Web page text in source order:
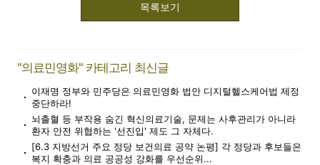
목록보기
"의료민영화" 카테고리 최신글
이재명 정부와 민주당은 의료민영화 법안 디지털헬스케어법 제정
중단하라!
뇌출혈 등 부작용 숨긴 혁신의료기술, 문제는 사후관리가 아니라
환자 안전 위협하는 '선진입' 제도 그 자체다.
[6.3 지방선거 주요 정당 보건의료 공약 논평] 각 정당과 후보들은
복지 확충과 의료 공공성 강화를 우선순위...